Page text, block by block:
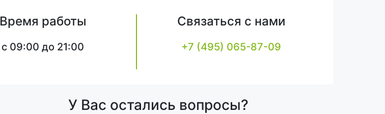
Время работы
c 09:00 до 21:00
Связаться с нами
+7 (495) 065-87-09
У Вас остались вопросы?